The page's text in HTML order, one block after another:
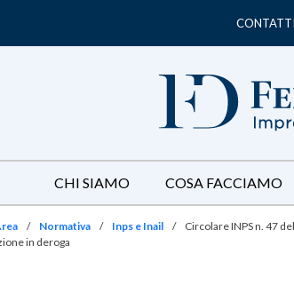
CONTATTI
CHI SIAMO COSA FACCIAMO
/ Normativa / Inps e Inail /
Circolare INPS n. 47
in deroga